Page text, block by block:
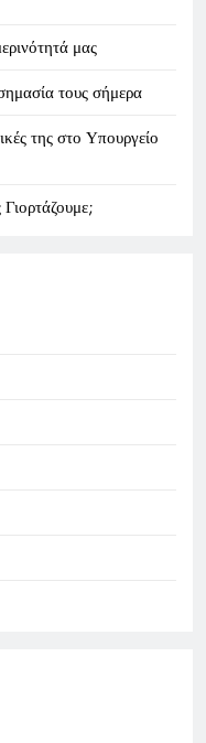
μας
τους σήμερα
της στο Υπουργείο